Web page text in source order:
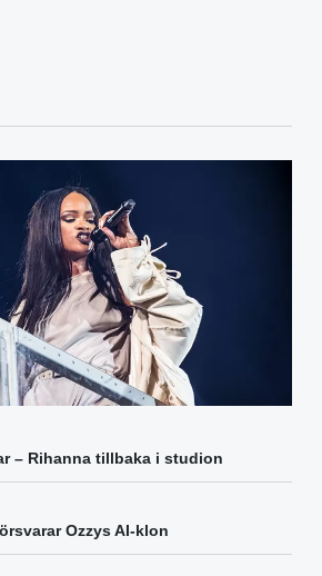
– Rihanna tillbaka i studion
Ozzys AI-klon